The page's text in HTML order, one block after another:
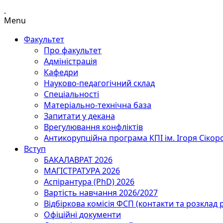
Menu
Факультет
Про факультет
Адміністрація
Кафедри
Науково-педагогічний склад
Спеціальності
Матеріально-технічна база
Запитати у декана
Врегулювання конфліктів
Антикорупційна програма КПІ ім. Ігоря
Вступ
БАКАЛАВРАТ 2026
МАГІСТРАТУРА 2026
Аспірантура (PhD) 2026
Вартість навчання 2026/2027
Відбіркова комісія ФСП (контакти та розклад
Офіційні документи